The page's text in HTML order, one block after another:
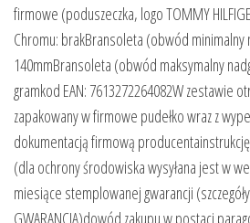
firmowe (poduszeczka, logo TOMMY
Chromu: brakBransoleta (obwód minimalny
140mmBransoleta (obwód maksymalny
gramkod EAN: 7613272264082W zestawie
zapakowany w firmowe pudełko wraz z
dokumentacją firmową
(dla ochrony środowiska wysyłana jest w
miesiące stemplowanej gwarancji
GWARANCJA)dowód zakupu w postaci